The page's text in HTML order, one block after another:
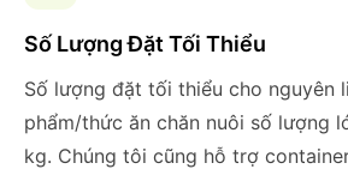
Số Lượng Đặt Tối Thiểu
Số lượng đặt tối thiểu cho nguyên
phẩm/thức ăn chăn nuôi số lượng
kg. Chúng tôi cũng hỗ trợ